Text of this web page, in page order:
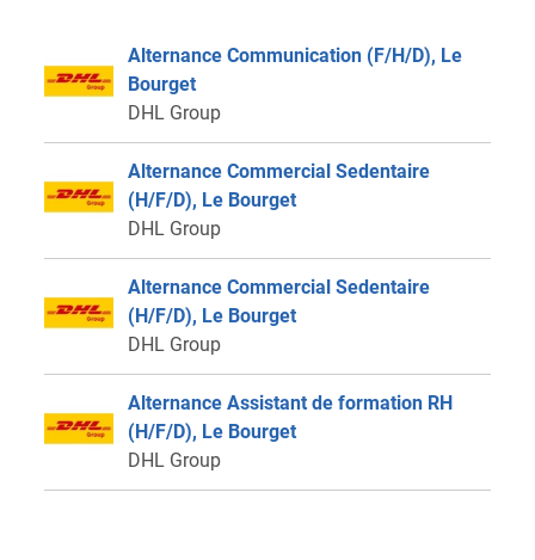
Alternance Communication (F/H/D), Le
Bourget
DHL Group
Alternance Commercial Sedentaire
(H/F/D), Le Bourget
DHL Group
Alternance Commercial Sedentaire
(H/F/D), Le Bourget
DHL Group
Alternance Assistant de formation RH
(H/F/D), Le Bourget
DHL Group